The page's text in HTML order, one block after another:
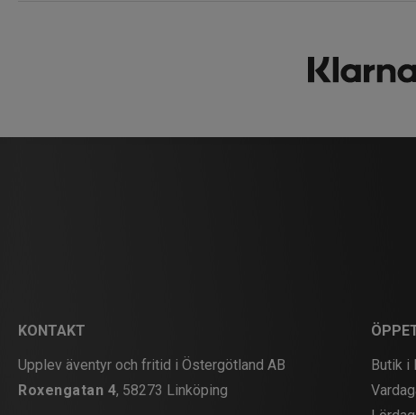
KONTAKT
Upplev äventyr och fritid i Östergötland AB
Roxengatan 4, 58273 Linköping
Butik i